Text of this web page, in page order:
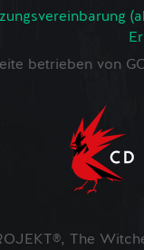
betrieben von
The